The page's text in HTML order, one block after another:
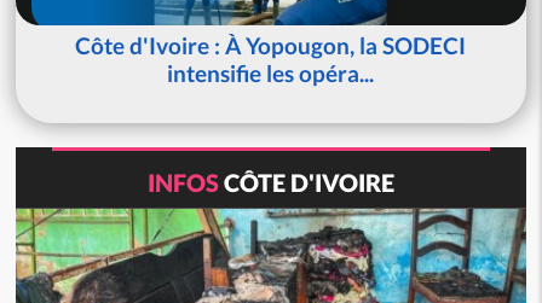
Côte d'Ivoire : À Yopougon, la SODECI
intensifie les opéra...
INFOSCÔTE D'IVOIRE